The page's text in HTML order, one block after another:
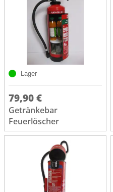
Lager
79,90 €
Getränkebar
Feuerlöscher